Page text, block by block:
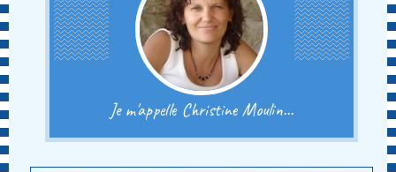
Je m'appelle Christine Moulin...